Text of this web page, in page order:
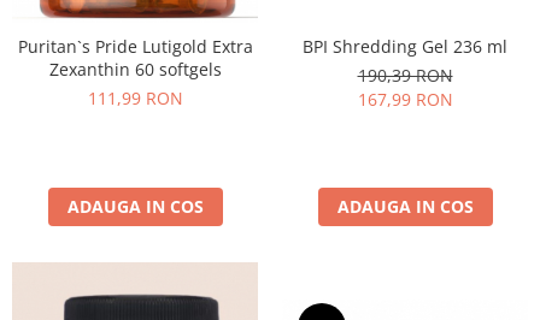
Puritan`s Pride Lutigold Extra
Zexanthin 60 softgels
111,99 RON
ADAUGA IN COS
BPI Shredding Gel 236 ml
190,39 RON
167,99 RON
ADAUGA IN COS